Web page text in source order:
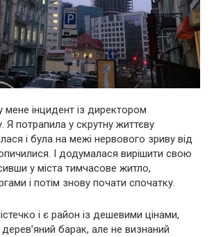
мене інцидент із директором
потрапила у скрутну життєву
і була на межі нервового зриву від
І додумалася вирішити свою
у міста тимчасове житло,
і потім знову почати спочатку.
і є район із дешевими цінами,
барак, але не визнаний